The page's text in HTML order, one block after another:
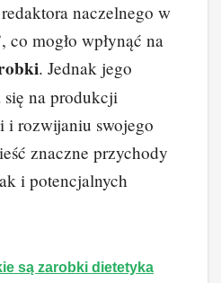
naczelnego w
co mogło wpłynąć na
. Jednak jego
się na produkcji
i rozwijaniu swojego
znaczne przychody
i potencjalnych
są zarobki dietetyka